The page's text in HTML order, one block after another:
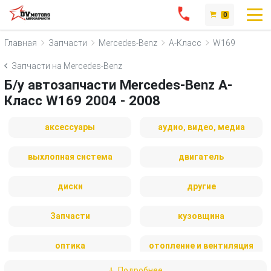
0
Главная Запчасти Mercedes-Benz A-Класс W169
Запчасти на Mercedes-Benz
Б/у автозапчасти Mercedes-Benz A-
Класс W169 2004 - 2008
аксессуары аудио, видео, медиа
выхлопная система двигатель
диски другие
Запчасти кузовщина
оптика отопление и вентиляция